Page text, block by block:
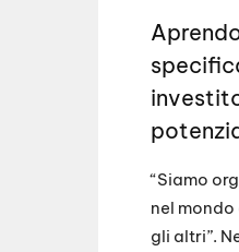
“Siamo
nel
gli altri”.